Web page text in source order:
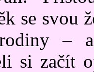
se svou
–
si začít